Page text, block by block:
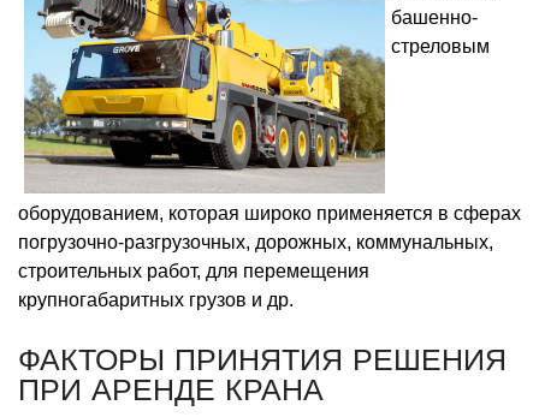
башенно-
стреловым
оборудованием, которая широко применяется в сферах
погрузочно-разгрузочных, дорожных, коммунальных,
строительных работ, для перемещения
крупногабаритных грузов и др.
ФАКТОРЫ ПРИНЯТИЯ РЕШЕНИЯ
ПРИ АРЕНДЕ КРАНА